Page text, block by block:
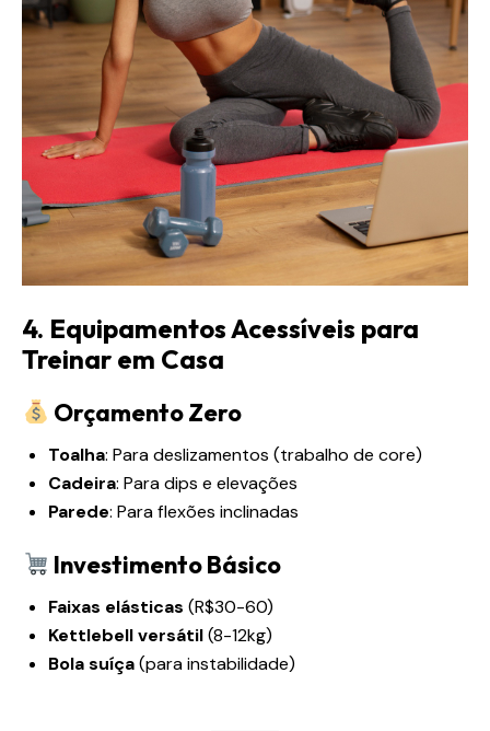
4. Equipamentos Acessíveis para
Treinar em Casa
Orçamento Zero
Toalha: Para deslizamentos (trabalho de core)
Cadeira: Para dips e elevações
Parede: Para flexões inclinadas
Investimento Básico
Faixas elásticas (R$30-60)
Kettlebell versátil(8-12kg)
Bola suíça(para instabilidade)